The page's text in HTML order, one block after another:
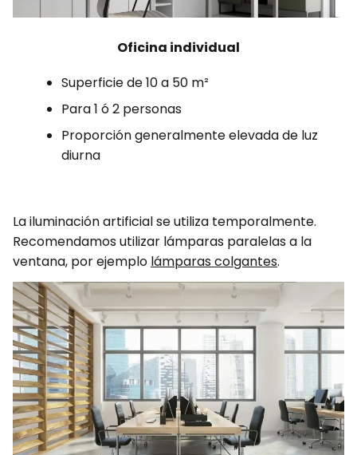
Oficina individual
Superficie de 10 a 50 m²
Para 1 ó 2 personas
Proporción generalmente elevada de luz
diurna
La iluminación artificial se utiliza temporalmente.
Recomendamos utilizar lámparas paralelas a la
ventana, por ejemplo lámparas colgantes.